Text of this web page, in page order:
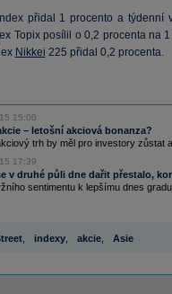
přidal 1 procento a týdenní
Topix posílil o 0,2 procenta na
Nikkei 225 přidal 0,2 procenta.
15:00
– letošní akciová bonanza?
trh by měl pro investory zůstat
17:39
v druhé půli dne dařit přestalo,
sentimentu k lepšímu dnes
, indexy, akcie, Asie